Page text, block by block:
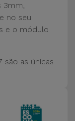
3mm,
no seu
e o módulo
são as únicas